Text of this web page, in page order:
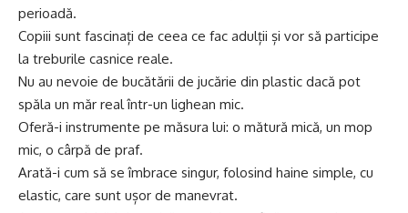
perioadă.
Copiii sunt fascinați de ceea ce fac adulții și vor să participe
la treburile casnice reale.
Nu au nevoie de bucătării de jucărie din plastic dacă pot
spăla un măr real într-un lighean mic.
Oferă-i instrumente pe măsura lui: o mătură mică, un mop
mic, o cârpă de praf.
Arată-i cum să se îmbrace singur, folosind haine simple, cu
elastic, care sunt ușor de manevrat.